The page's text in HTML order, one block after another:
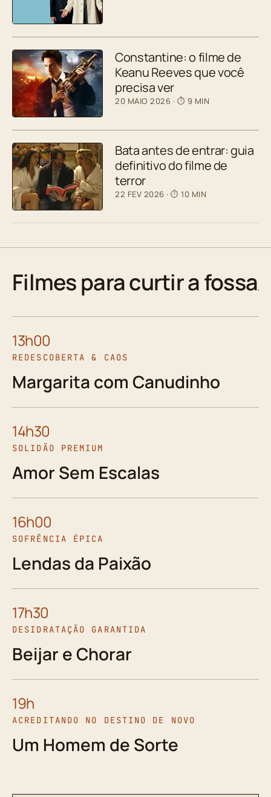
Constantine: o filme de
Keanu Reeves que você
precisa ver
20 MAIO 2026 · ⏱ 9 MIN
Bata antes de entrar: guia
definitivo do filme de
terror
22 FEV 2026 · ⏱ 10 MIN
Filmes para curtir a fossa
13h00
REDESCOBERTA & CAOS
Margarita com Canudinho
14h30
SOLIDÃO PREMIUM
Amor Sem Escalas
16h00
SOFRÊNCIA ÉPICA
Lendas da Paixão
17h30
DESIDRATAÇÃO GARANTIDA
Beijar e Chorar
19h
ACREDITANDO NO DESTINO DE NOVO
Um Homem de Sorte